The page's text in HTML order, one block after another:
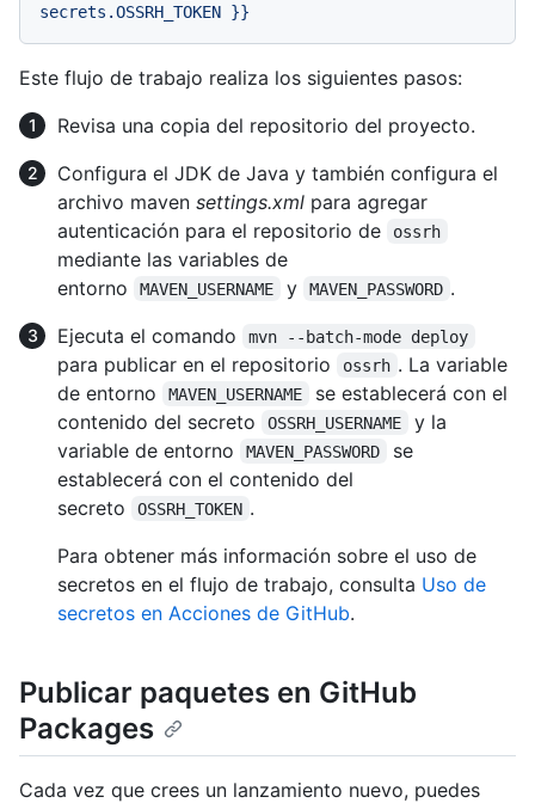
secrets.OSSRH_TOKEN }}
Este flujo de trabajo realiza los siguientes pasos:
Revisa una copia del repositorio del proyecto.
Configura el JDK de Java y también configura el
archivo maven settings.xml para agregar
autenticación para el repositorio de
ossrh
mediante las variables de
entorno
MAVEN_USERNAME y MAVEN_PASSWORD .
Ejecuta el comando
mvn --batch-mode deploy
para publicar en el repositorio ossrh . La variable
de entorno
MAVEN_USERNAME
se establecerá con el
contenido del secreto
OSSRH_USERNAME
y la
variable de entorno
MAVEN_PASSWORD
se
establecerá con el contenido del
secreto
OSSRH_TOKEN .
Para obtener más información sobre el uso de
secretos en el flujo de trabajo, consulta Uso de
secretos en Acciones de GitHub.
Publicar paquetes en GitHub
Packages
Cada vez que crees un lanzamiento nuevo, puedes